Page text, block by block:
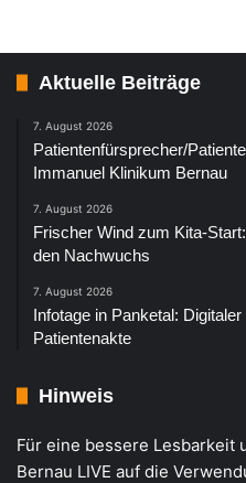
Aktuelle Beiträge
7. August 2026
Patientenfürsprecher/
Immanuel Klinikum Bernau
7. August 2026
Frischer Wind zum Kita-
den Nachwuchs
7. August 2026
Infotage in Panketal:
Patientenakte
Hinweis
Für eine bessere Lesbarkeit
Bernau LIVE auf die